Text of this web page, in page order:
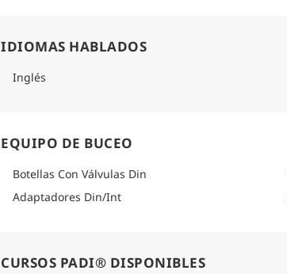
IDIOMAS HABLADOS
Inglés
EQUIPO DE BUCEO
Botellas Con Válvulas Din
Adaptadores Din/Int
CURSOS PADI® DISPONIBLES